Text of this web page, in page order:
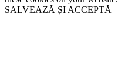
SALVEAZĂ ȘI ACCEPTĂ